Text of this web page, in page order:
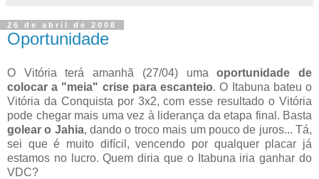
26 de abril de 2008
Oportunidade
O Vitória terá amanhã (27/04) umaoportunidade de
colocar a "meia" crise para escanteio. O Itabuna bateu o
Vitória da Conquista por 3x2, com esse resultado o Vitória
pode chegar mais uma vez à liderança da etapa final. Basta
golear o Jahia, dando o troco mais um pouco de juros... Tá,
sei que é muito difícil, vencendo por qualquer placar já
estamos no lucro. Quem diria que o Itabuna iria ganhar do
VDC?